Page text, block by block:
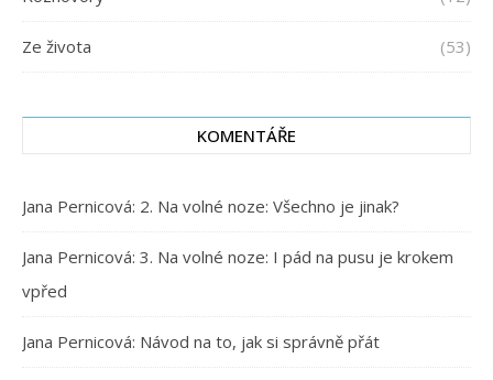
Ze života (53)
KOMENTÁŘE
Jana Pernicová: 2. Na volné noze: Všechno je jinak?
Jana Pernicová: 3. Na volné noze: I pád na pusu je krokem
vpřed
Jana Pernicová: Návod na to, jak si správně přát